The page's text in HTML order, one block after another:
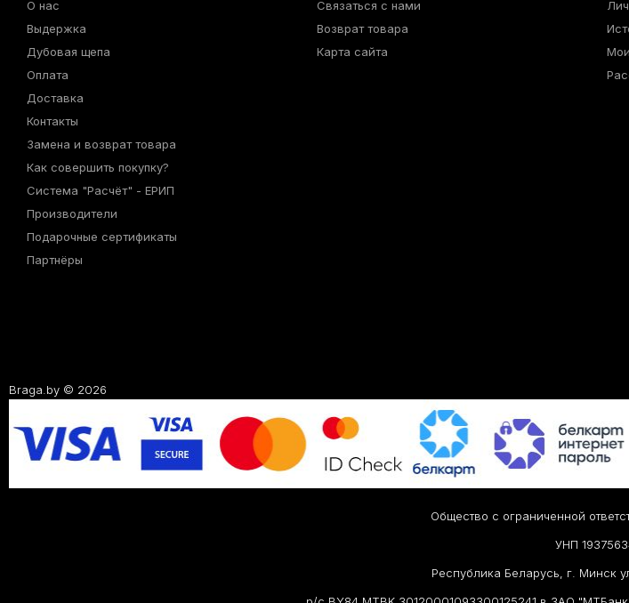
О нас
Выдержка
Дубовая щепа
Оплата
Доставка
Контакты
Замена и возврат товара
Как совершить покупку?
Система "Расчёт" - ЕРИП
Производители
Подарочные сертификаты
Партнёры
Связаться с нами
Возврат товара
Карта сайта
Braga.by © 2026
Общество с ограниченной
УНП
Республика Беларусь, г. Минск